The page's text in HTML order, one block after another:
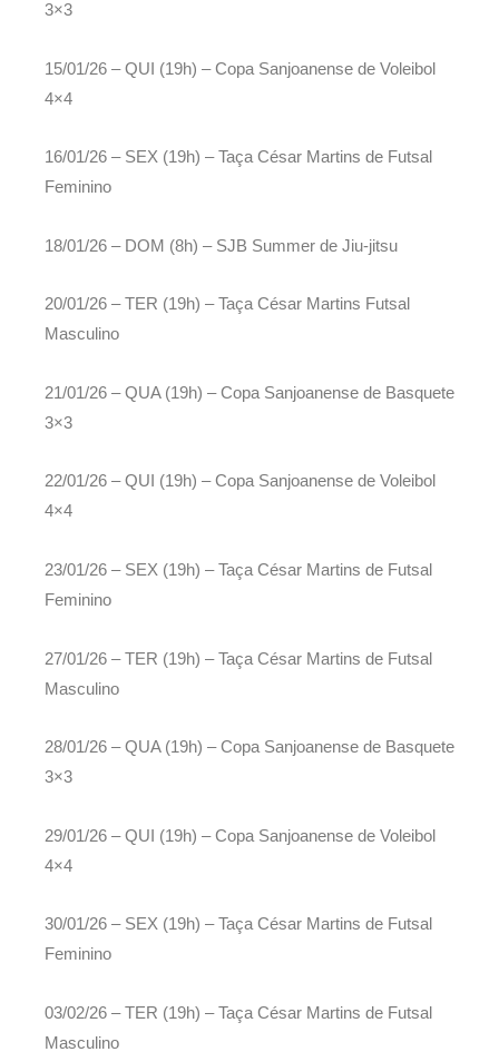
3×3
15/01/26 – QUI (19h) – Copa Sanjoanense de Voleibol
4×4
16/01/26 – SEX (19h) – Taça César Martins de Futsal
Feminino
18/01/26 – DOM (8h) – SJB Summer de Jiu-jitsu
20/01/26 – TER (19h) – Taça César Martins Futsal
Masculino
21/01/26 – QUA (19h) – Copa Sanjoanense de Basquete
3×3
22/01/26 – QUI (19h) – Copa Sanjoanense de Voleibol
4×4
23/01/26 – SEX (19h) – Taça César Martins de Futsal
Feminino
27/01/26 – TER (19h) – Taça César Martins de Futsal
Masculino
28/01/26 – QUA (19h) – Copa Sanjoanense de Basquete
3×3
29/01/26 – QUI (19h) – Copa Sanjoanense de Voleibol
4×4
30/01/26 – SEX (19h) – Taça César Martins de Futsal
Feminino
03/02/26 – TER (19h) – Taça César Martins de Futsal
Masculino